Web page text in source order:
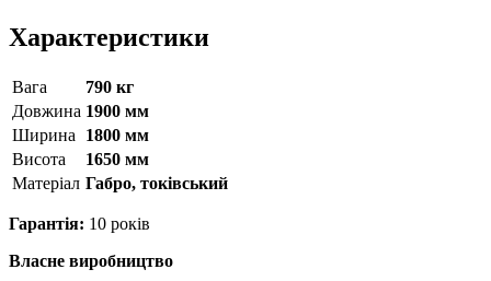
Характеристики
Вага
790 кг
Довжина 1900 мм
Ширина
1800 мм
Висота
1650 мм
Матерiал Габро, токівський
Гарантія: 10 років
Власне виробництво